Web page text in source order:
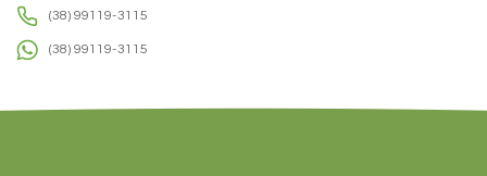
(38) 99119-3115
(38) 99119-3115